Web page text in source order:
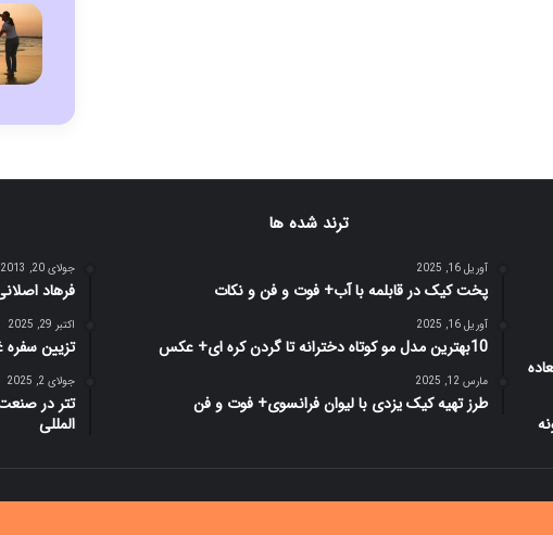
ترند شده ها
آوریل 16, 2025
پخت کیک در قابلمه با آب+ فوت و فن و نکات
آوریل 16, 2025
10بهترین مدل مو کوتاه دخترانه تا گردن کره ای+ عکس
مارس 12, 2025
طرز تهیه کیک یزدی با لیوان فرانسوی+ فوت و فن
جولای 20, 2013
فرهاد
اکتبر 29, 2025
تزیین سفره غذا با
جولای 2, 2025
تتر در
المللی